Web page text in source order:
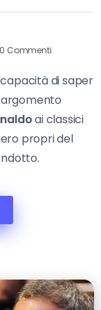
0 Commenti
di saper
ai classici
propri del